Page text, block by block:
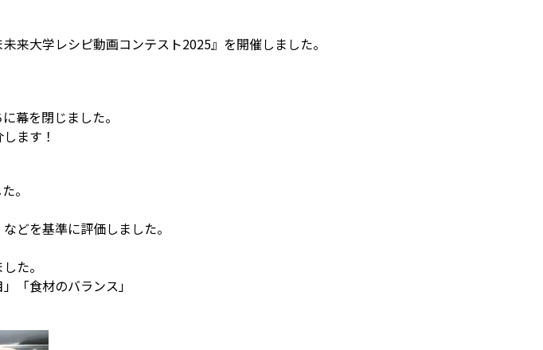
大学レシピ動画コンテスト2025』を開催しました。
幕を閉じました。
ます！
。
どを基準に評価しました。
た。
「食材のバランス」